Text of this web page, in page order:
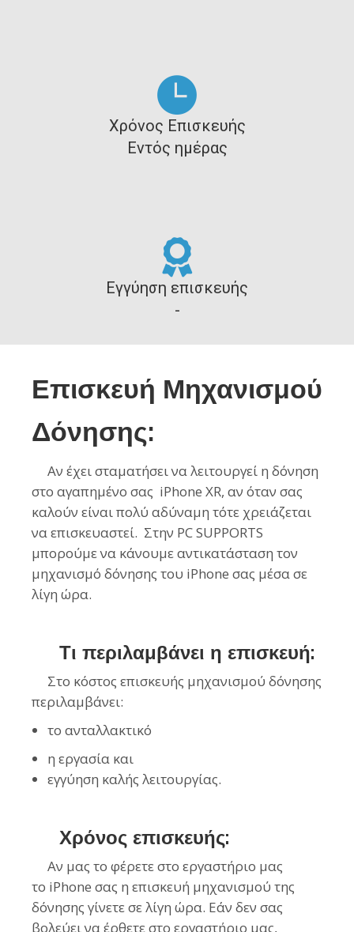
Χρόνος Επισκευής
Εντός ημέρας
Εγγύηση επισκευής
-
Επισκευή Μηχανισμού
Δόνησης:
Αν έχει σταματήσει να λειτουργεί η δόνηση
στο αγαπημένο σας iPhone XR, αν όταν σας
καλούν είναι πολύ αδύναμη τότε χρειάζεται
να επισκευαστεί. Στην PC SUPPORTS
μπορούμε να κάνουμε αντικατάσταση τον
μηχανισμό δόνησης του iPhone σας μέσα σε
λίγη ώρα.
Τι περιλαμβάνει η επισκευή:
Στο κόστος επισκευής μηχανισμού δόνησης
περιλαμβάνει:
το ανταλλακτικό
η εργασία και
εγγύηση καλής λειτουργίας.
Χρόνος επισκευής:
Αν μας το φέρετε στο εργαστήριο μας
το iPhone σας η επισκευή μηχανισμού της
δόνησης γίνετε σε λίγη ώρα. Εάν δεν σας
βολεύει να έρθετε στο εργαστήριο μας,